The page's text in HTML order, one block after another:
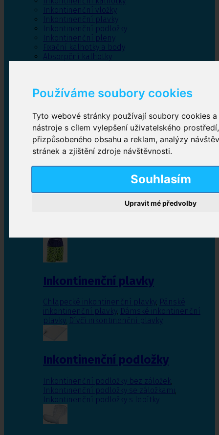
Používáme soubory cookies
Tyto webové stránky používají soubory cookies
nástroje s cílem vylepšení uživatelského
přizpůsobeného obsahu a reklam, analýzy
stránek a zjištění zdroje návštěvnosti.
Souhlasím
Upravit mé předvolby
Inkontinenční vložky
Inkontinenční plavky
Inkontinenční podložky
Inkontinenční pleny
Fixační kalhotky a body
Absorpční kalhotky
Inkontinenční kalhotky
Plenkové kalhotky navlékací,Plenkové kalhotky
zalepovací,Inkontinenční kalhotky dámské
Inkontinenční vložky
Inkontinenční plavky
Chlapecké inkontinenční plavky, Pánské
inkontinenční plavky, Dámské inkontinenční
plavky, Dívčí inkontinenční plavky
Inkontinenční podložky
Inkontinenční podložky bez záložek,
Inkontinenční podložky se záložkami,
Inkontinenční podložky s lepítky